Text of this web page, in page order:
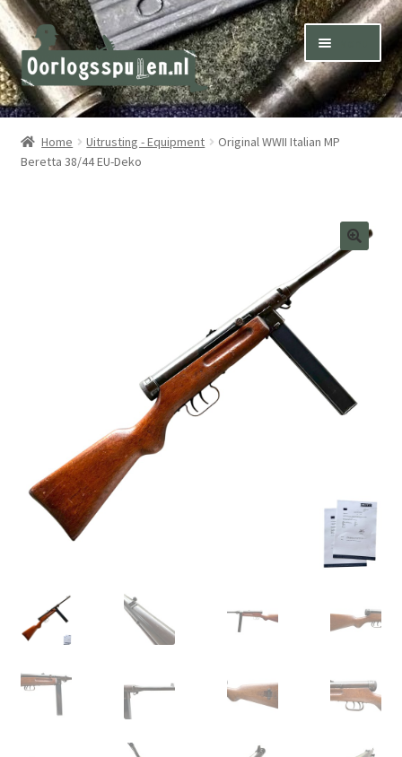
Skip
to
navigation
Skip
to
content
Winkel – Shop
Over ons – About us
Terms & Conditions – Shipping & Delivery
Home Uitrusting - Equipment
Original WWII Italian MP
Beretta 38/44 EU-Deko